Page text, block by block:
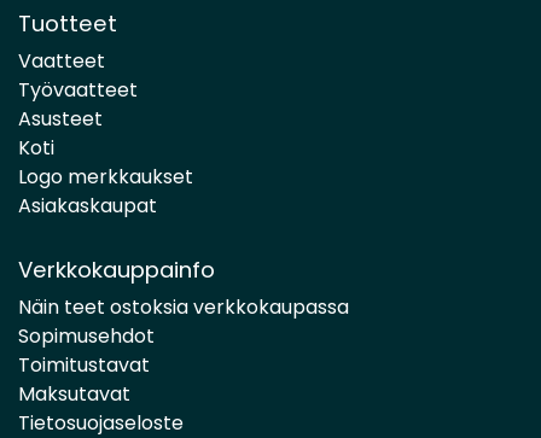
Tuotteet
Vaatteet
Työvaatteet
Asusteet
Koti
Logo merkkaukset
Asiakaskaupat
Verkkokauppainfo
Näin teet ostoksia verkkokaupassa
Sopimusehdot
Toimitustavat
Maksutavat
Tietosuojaseloste